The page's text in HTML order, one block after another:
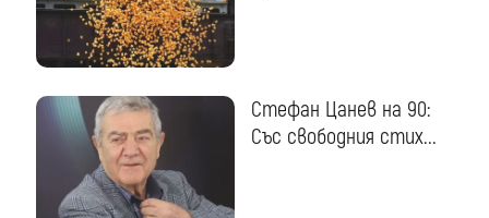
Стефан Цанев на 90:
Със свободния стих...